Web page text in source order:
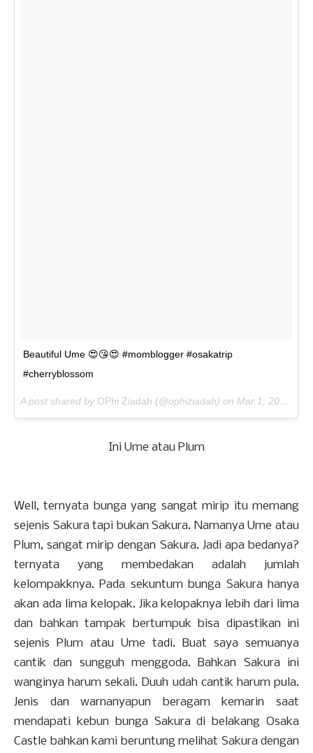
Beautiful Ume 😍😘😍 #momblogger #osakatrip
#cherryblossom
A post shared by OPhi Ziadah (@ophiziadah) on Mar 1, 2018 at 4:12pm PST
Ini Ume atau Plum
Well, ternyata bunga yang sangat mirip itu memang
sejenis Sakura tapi bukan Sakura. Namanya Ume atau
Plum, sangat mirip dengan Sakura. Jadi apa bedanya?
ternyata yang membedakan adalah jumlah
kelompakknya. Pada sekuntum bunga Sakura hanya
akan ada lima kelopak. Jika kelopaknya lebih dari lima
dan bahkan tampak bertumpuk bisa dipastikan ini
sejenis Plum atau Ume tadi. Buat saya semuanya
cantik dan sungguh menggoda. Bahkan Sakura ini
wanginya harum sekali. Duuh udah cantik harum pula.
Jenis dan warnanyapun beragam kemarin saat
mendapati kebun bunga Sakura di belakang Osaka
Castle bahkan kami beruntung melihat Sakura dengan